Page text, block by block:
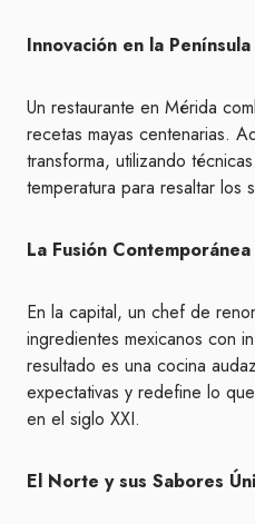
Innovación en la
Un restaurante en Mérida
recetas mayas centenarias.
transforma, utilizando
temperatura para resaltar los
La Fusión
En la capital, un chef de
ingredientes mexicanos con
resultado es una cocina
expectativas y redefine lo
en el siglo XXI.
El Norte y sus Sabores